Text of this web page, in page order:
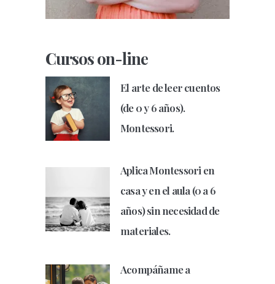
Cursos on-line
El arte de leer cuentos
(de 0 y 6 años).
Montessori.
Aplica Montessori en
casa y en el aula (0 a 6
años) sin necesidad de
materiales.
Acompáñame a